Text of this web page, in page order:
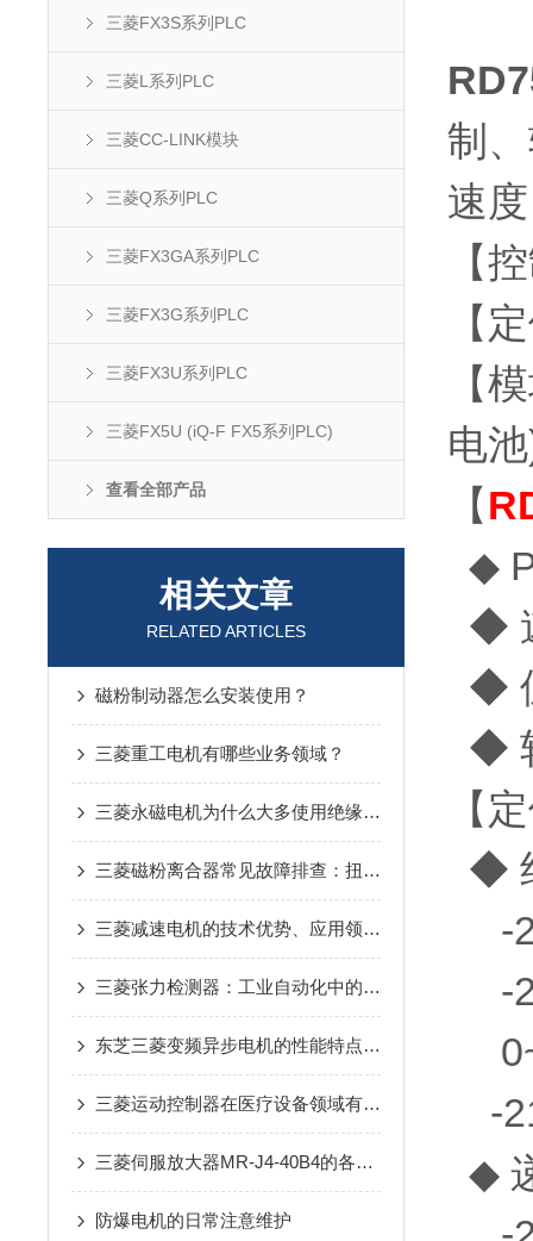
三菱FX3S系列PLC
三菱L系列PLC
三菱CC-LINK模块
三菱Q系列PLC
三菱FX3GA系列PLC
三菱FX3G系列PLC
三菱FX3U系列PLC
三菱FX5U (iQ-F FX5系列PLC)
查看全部产品
相关文章
RELATED ARTICLES
磁粉制动器怎么安装使用？
三菱重工电机有哪些业务领域？
三菱永磁电机为什么大多使用绝缘盖吗?这里给您做介绍
三菱磁粉离合器常见故障排查：扭矩波动、过热异响与磁粉老化问题解决教程
三菱减速电机的技术优势、应用领域与使用时需要注意的事项
三菱张力检测器：工业自动化中的稳定之选
东芝三菱变频异步电机的性能特点及广泛应用
三菱运动控制器在医疗设备领域有哪些应用？
三菱伺服放大器MR-J4-40B4的各项性能特点
防爆电机的日常注意维护
制
速
【
【
【
电
【
◆
◆
◆
◆
【
◆
-
-
-
◆